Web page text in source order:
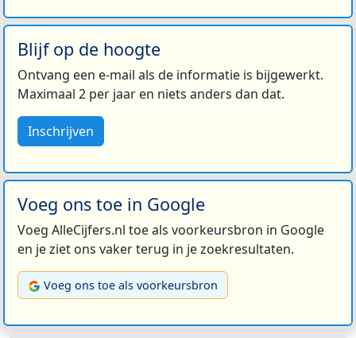
Blijf op de hoogte
Ontvang een e-mail als de informatie is bijgewerkt.
Maximaal 2 per jaar en niets anders dan dat.
Inschrijven
Voeg ons toe in Google
Voeg AlleCijfers.nl toe als voorkeursbron in Google
en je ziet ons vaker terug in je zoekresultaten.
Voeg ons toe als voorkeursbron